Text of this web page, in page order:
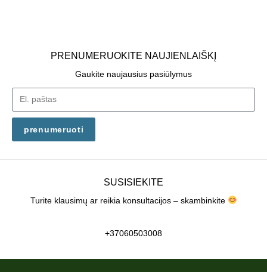
PRENUMERUOKITE NAUJIENLAIŠKĮ
Gaukite naujausius pasiūlymus
prenumeruoti
SUSISIEKITE
Turite klausimų ar reikia konsultacijos – skambinkite
+37060503008